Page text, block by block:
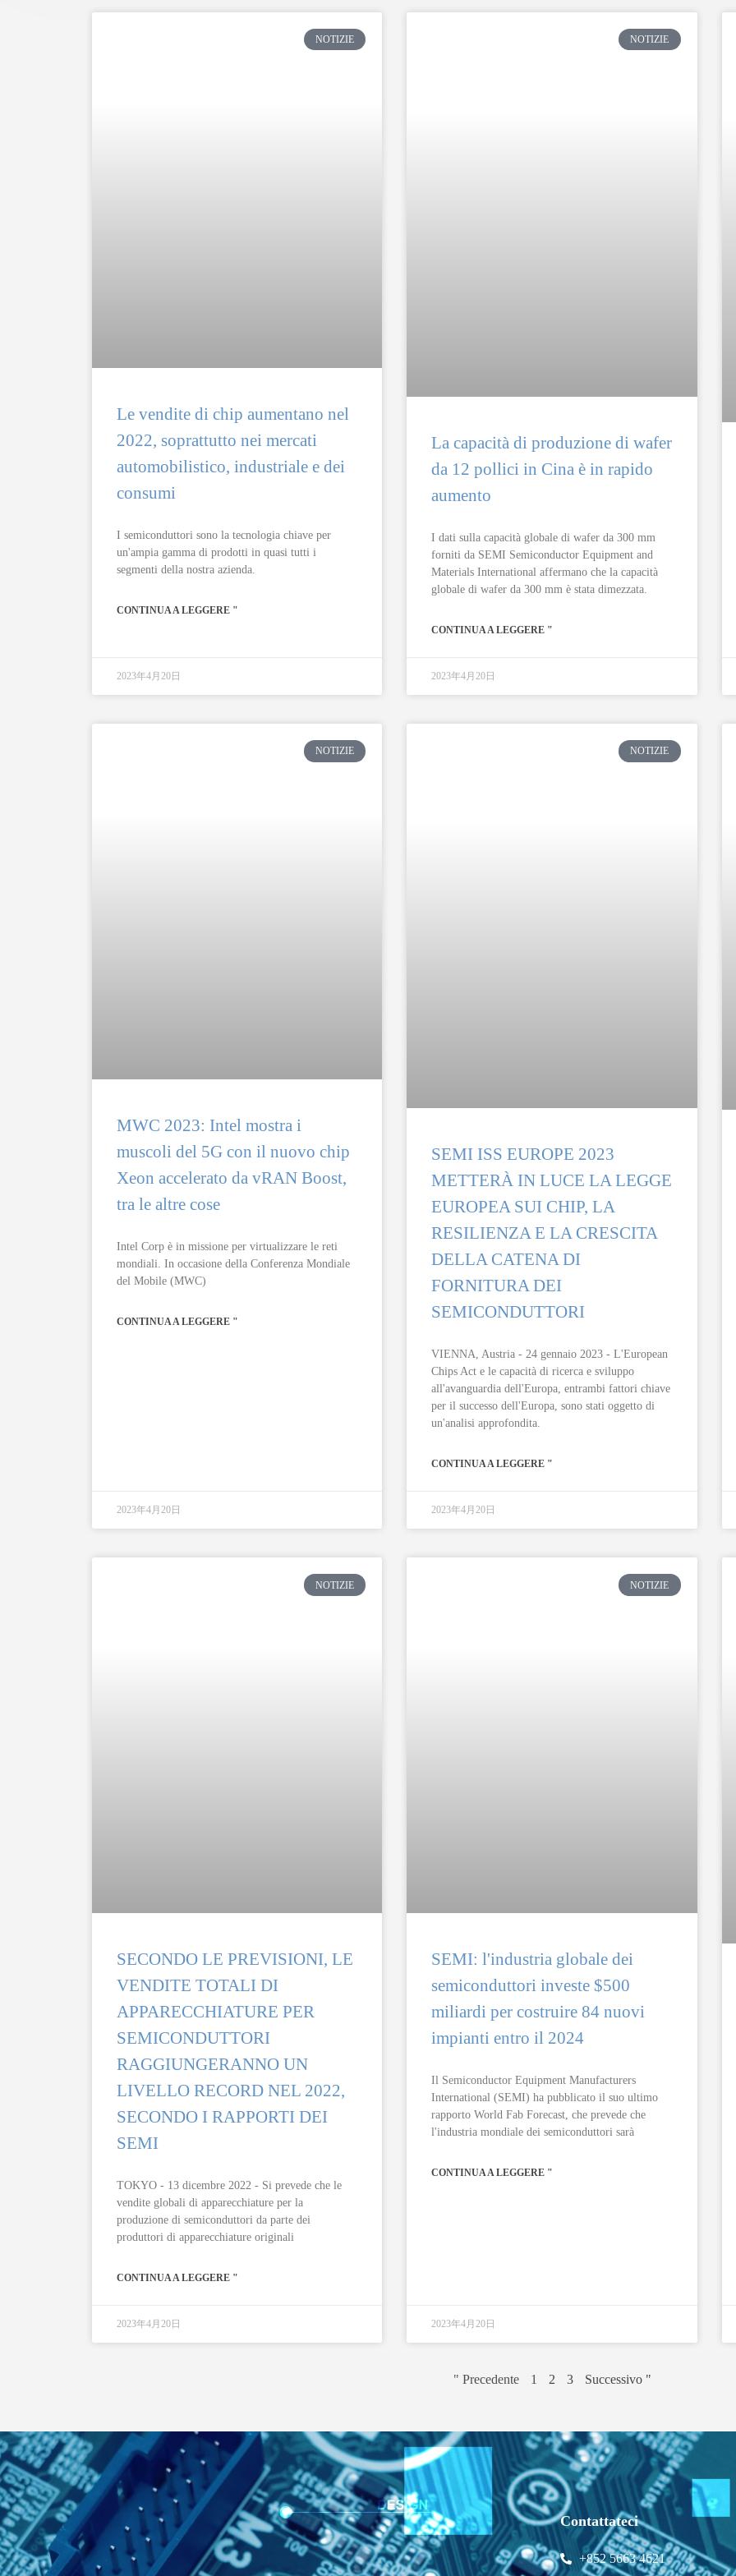
NOTIZIE
Le vendite di chip aumentano nel
2022, soprattutto nei mercati
automobilistico, industriale e dei
consumi
I semiconduttori sono la tecnologia chiave per
un'ampia gamma di prodotti in quasi tutti i
segmenti della nostra azienda.
CONTINUA A LEGGERE "
2023年4月20日
NOTIZIE
La capacità di produzione di wafer
da 12 pollici in Cina è in rapido
aumento
I dati sulla capacità globale di wafer da 300 mm
forniti da SEMI Semiconductor Equipment and
Materials International affermano che la capacità
globale di wafer da 300 mm è stata dimezzata.
CONTINUA A LEGGERE "
2023年4月20日
NOTIZIE
MWC 2023: Intel mostra i
muscoli del 5G con il nuovo chip
Xeon accelerato da vRAN Boost,
tra le altre cose
Intel Corp è in missione per virtualizzare le reti
mondiali. In occasione della Conferenza Mondiale
del Mobile (MWC)
CONTINUA A LEGGERE "
2023年4月20日
NOTIZIE
SEMI ISS EUROPE 2023
METTERÀ IN LUCE LA LEGGE
EUROPEA SUI CHIP, LA
RESILIENZA E LA CRESCITA
DELLA CATENA DI
FORNITURA DEI
SEMICONDUTTORI
VIENNA, Austria - 24 gennaio 2023 - L'European
Chips Act e le capacità di ricerca e sviluppo
all'avanguardia dell'Europa, entrambi fattori chiave
per il successo dell'Europa, sono stati oggetto di
un'analisi approfondita.
CONTINUA A LEGGERE "
2023年4月20日
NOTIZIE
SECONDO LE PREVISIONI, LE
VENDITE TOTALI DI
APPARECCHIATURE PER
SEMICONDUTTORI
RAGGIUNGERANNO UN
LIVELLO RECORD NEL 2022,
SECONDO I RAPPORTI DEI
SEMI
TOKYO - 13 dicembre 2022 - Si prevede che le
vendite globali di apparecchiature per la
produzione di semiconduttori da parte dei
produttori di apparecchiature originali
CONTINUA A LEGGERE "
2023年4月20日
NOTIZIE
SEMI: l'industria globale dei
semiconduttori investe $500
miliardi per costruire 84 nuovi
impianti entro il 2024
Il Semiconductor Equipment Manufacturers
International (SEMI) ha pubblicato il suo ultimo
rapporto World Fab Forecast, che prevede che
l'industria mondiale dei semiconduttori sarà
CONTINUA A LEGGERE "
2023年4月20日
" Precedente 1 2 3 Successivo "
Contattateci
+852 5663 4621